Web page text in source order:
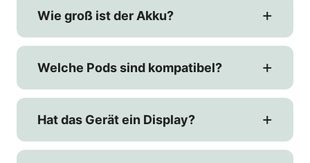
Wie groß ist der Akku?
Welche Pods sind kompatibel?
Hat das Gerät ein Display?